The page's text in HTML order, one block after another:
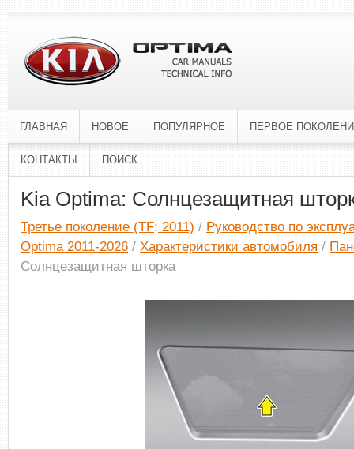
ГЛАВНАЯ НОВОЕ ПОПУЛЯРНОЕ ПЕРВОЕ
КОНТАКТЫ ПОИСК
Kia Optima: Солнцезащитная
Третье поколение (TF; 2011) / Руководство по
Optima 2011-2026 / Характеристики автомобиля /
Солнцезащитная шторка